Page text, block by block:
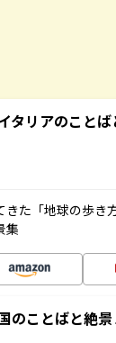
タリアのことば
た「地球の歩き
集
のことばと絶景